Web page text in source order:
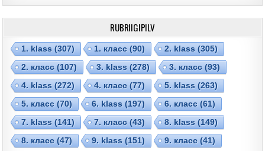
RUBRIIGIPILV
1. klass (307) 1. класс (90) 2. klass (305)
2. класс (107) 3. klass (278) 3. класс (93)
4. klass (272) 4. класс (77) 5. klass (263)
5. класс (70) 6. klass (197) 6. класс (61)
7. klass (141) 7. класс (43) 8. klass (149)
8. класс (47) 9. klass (151) 9. класс (41)